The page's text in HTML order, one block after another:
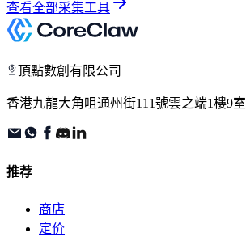
查看全部采集工具
頂點數創有限公司
香港九龍大角咀通州街111號雲之端1樓9室
推荐
商店
定价